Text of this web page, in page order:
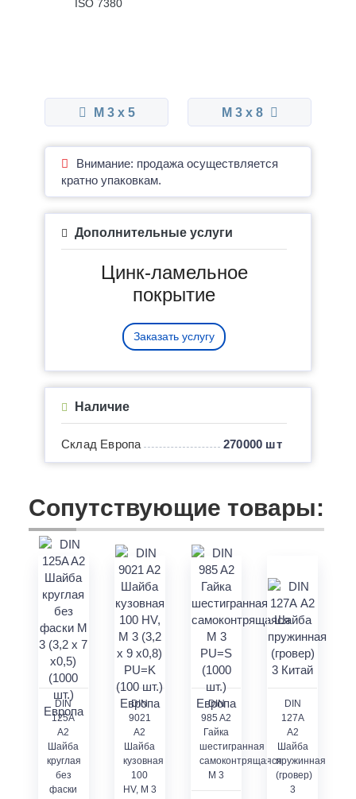
ISO 7380
М 3 x 5 М 3 x 8
Внимание: продажа осуществляется
кратно упаковкам.
Дополнительные услуги
Цинк-ламельное
покрытие
Заказать услугу
Наличие
Склад Европа 270000 шт
Сопутствующие товары:
DIN
125A
A2
Шайба
круглая
без
фаски
DIN
9021
A2
Шайба
кузовная
100
HV, М 3
DIN
985 A2
Гайка
шестигранная
самоконтрящаяся
M 3
DIN
127А
A2
Шайба
пружинная
(гровер)
3